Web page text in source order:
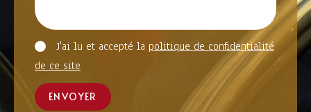
J'ai lu et accepté la politique de confidentialité
de ce site
ENVOYER